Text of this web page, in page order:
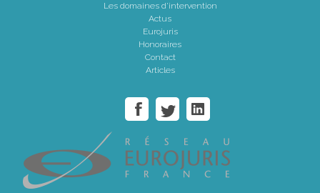
Les domaines d'intervention
Actus
Eurojuris
Honoraires
Contact
Articles